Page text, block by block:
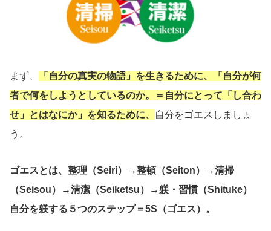
まず、
「自分の真実の物語」を生きるために、「自分が何
者で何をしようとしているのか。＝自分にとって「し合わ
せ」とはなにか」を知るために、
自分をゴエスしましょ
う。
ゴエスとは、整理（Seiri）→整頓（Seiton）→清掃
（Seisou）→清潔（Seiketsu）→躾・習慣（Shituke）
自分を躾する５つのステップ＝5S（ゴエス）。